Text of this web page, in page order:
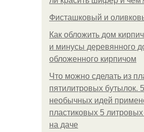
Фисташковый и
Как обложить дом
и минусы деревянного
обложенного кирпичом
Что можно сделать из
пятилитровых бутылок. 5
необычных идей
пластиковых 5
на даче